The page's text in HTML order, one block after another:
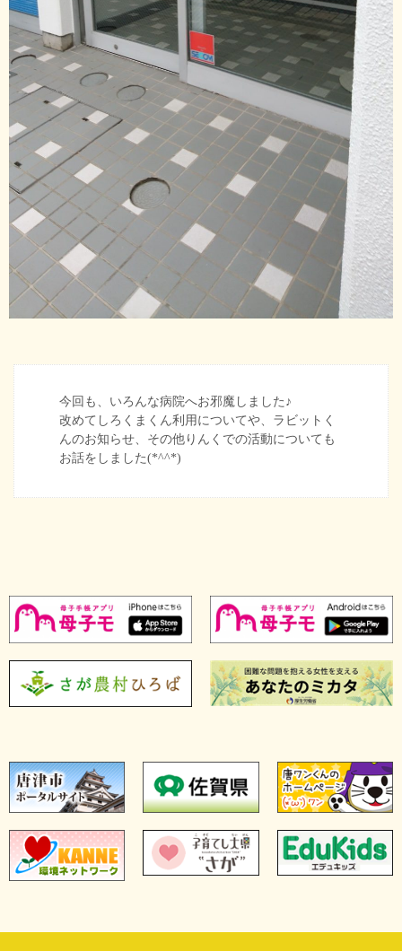
今回も、いろんな病院へお邪魔しました♪
改めてしろくまくん利用についてや、ラビットく
んのお知らせ、その他りんくでの活動についても
お話をしました(*^^*)